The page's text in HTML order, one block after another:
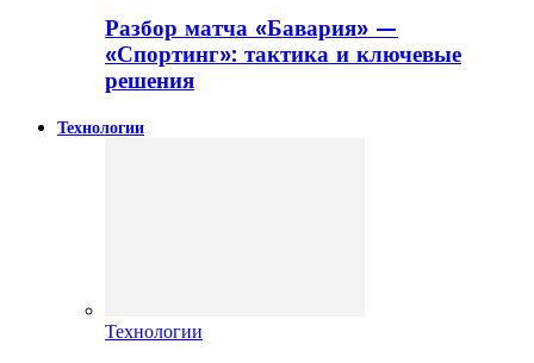
Разбор матча «Бавария» —
«Спортинг»: тактика и ключевые
решения
Технологии
Технологии